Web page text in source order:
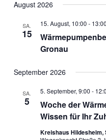
August 2026
SA.
15
Gronau
15. August, 10:00 - 13:00
September 2026
SA.
5
Woche der
Wissen für Ihr
5. September, 9:00 -
Kreishaus Hildesheim,